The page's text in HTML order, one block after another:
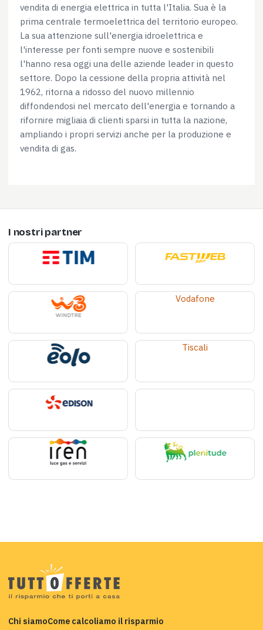
vendita di energia elettrica in tutta l'Italia. Sua è la
prima centrale termoelettrica del territorio europeo.
La sua attenzione sull'energia idroelettrica e
l'interesse per fonti sempre nuove e sostenibili
l'hanno resa oggi una delle aziende leader in questo
settore. Dopo la cessione della propria attività nel
1962, ritorna a ridosso del nuovo millennio
diffondendosi nel mercato dell'energia e tornando a
rifornire migliaia di clienti sparsi in tutta la nazione,
ampliando i propri servizi anche per la produzione e
vendita di gas.
I nostri partner
Vodafone
Tiscali
Chi siamoCome calcoliamo il risparmio